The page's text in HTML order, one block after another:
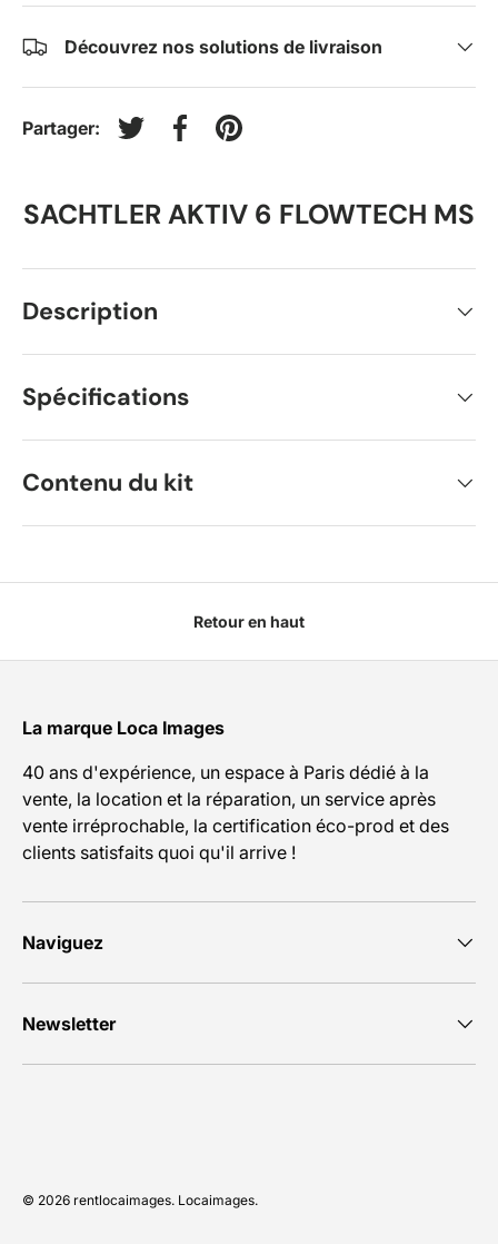
Découvrez nos solutions de livraison
Partager:
Tweeter sur Twitter
Partager sur Facebook
Épingler sur Pinterest
SACHTLER AKTIV 6 FLOWTECH MS
Description
Spécifications
Contenu du kit
Retour en haut
La marque Loca Images
40 ans d'expérience, un espace à Paris dédié à la
vente, la location et la réparation, un service après
vente irréprochable, la certification éco-prod et des
clients satisfaits quoi qu'il arrive !
Naviguez
Newsletter
© 2026 rentlocaimages. Locaimages.